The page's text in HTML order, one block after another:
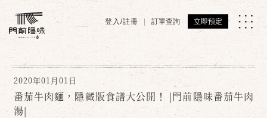
登入/註冊 訂單查詢 立即預定
2020年01月01日
番茄牛肉麵，隱藏版食譜大公開！ |門前隱味番茄牛肉
湯|